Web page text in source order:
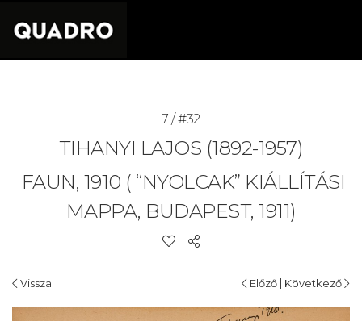
7 / #32
TIHANYI LAJOS (1892-1957)
FAUN, 1910 ( “NYOLCAK” KIÁLLÍTÁSI
MAPPA, BUDAPEST, 1911)
Vissza Előző | Következő